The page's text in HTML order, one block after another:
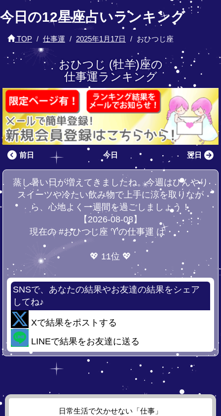
今日の12星座占いランキング
TOP 仕事運 2025年1月17日 おひつじ座
おひつじ (牡羊)座の
仕事運ランキング
前日 今日 翌日
蒸し暑い日が増えてきましたね。今週はひんやり
スイーツや冷たい飲み物で上手に涼を取りなが
ら、心地よく一週間を過ごしましょう！
【2026-08-08】
現在の #おひつじ座 ♈の仕事運 は・・・
💖 11位 💖
SNSで、あなたの結果やお友達の結果をシェア
してね♪
Xで結果をポストする
LINEで結果をお友達に送る
日常生活で欠かせない「仕事」